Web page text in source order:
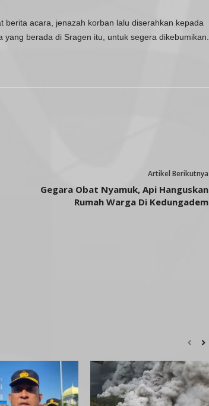
berita acara, jenazah korban lalu diserahkan kepada
berada di Sragen itu, untuk segera dikebumikan.
Artikel Berikutnya
Gegara Obat Nyamuk, Api Hanguskan
Rumah Warga Di Kedungadem